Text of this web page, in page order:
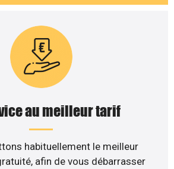
au meilleur tarif
habituellement le meilleur
afin de vous débarrasser